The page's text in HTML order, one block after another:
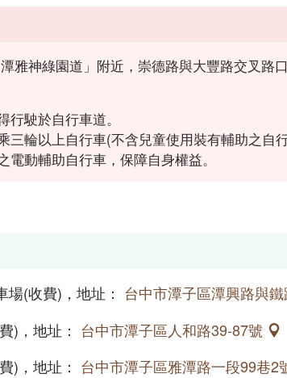
雅神綠園道」附近，崇德路與大豐路交叉路
駛於自行車道。
三輪以上自行車(不含兒童使用裝有輔助之自行
動輔助自行車，保障自身權益。
(收費)，地址： 台中市潭子區潭興路與
)，地址： 台中市潭子區人和路39-87號
)，地址： 台中市潭子區雅潭路一段99巷2